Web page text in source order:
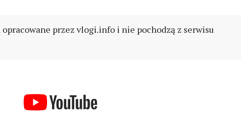
opracowane przez vlogi.info i nie pochodzą z serwisu